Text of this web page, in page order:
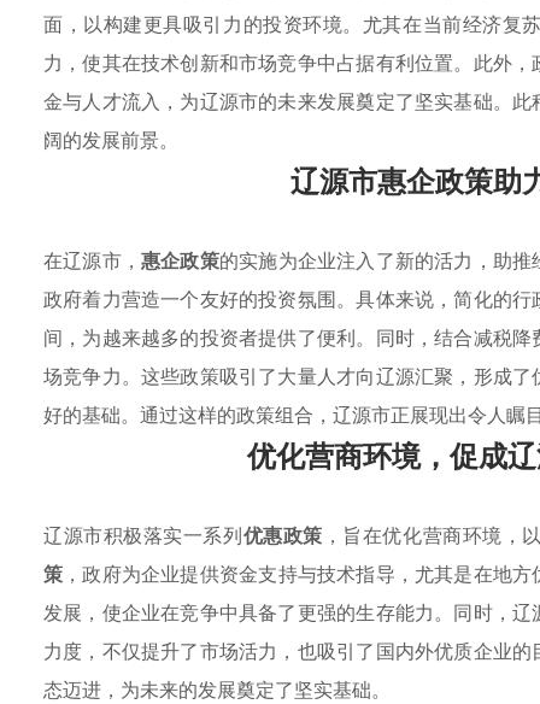
面，以构建更具吸引力的投资环境。尤其在当前经济复
力，使其在技术创新和市场竞争中占据有利位置。此外
金与人才流入，为辽源市的未来发展奠定了坚实基础。
阔的发展前景。
辽源市惠企政策助
在辽源市，惠企政策的实施为企业注入了新的活力，助
政府着力营造一个友好的投资氛围。具体来说，简化的
间，为越来越多的投资者提供了便利。同时，结合减税
场竞争力。这些政策吸引了大量人才向辽源汇聚，形成
好的基础。通过这样的政策组合，辽源市正展现出令人瞩
优化营商环境，促成
辽源市积极落实一系列优惠政策 ，旨在优化营商环境，
策 ，政府为企业提供资金支持与技术指导，尤其是在地
发展，使企业在竞争中具备了更强的生存能力。同时，
力度，不仅提升了市场活力，也吸引了国内外优质企业
态迈进，为未来的发展奠定了坚实基础。